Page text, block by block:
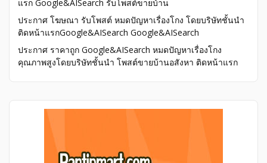
แรก Google&AISearch รับโพสต์ขายบ้าน
ประกาศ โฆษณา รับโพสต์ หมดปัญหาเรื่องโกง โดยบริษัทชั้นนำ
ติดหน้าแรกGoogle&AISearch Google&AISearch
ประกาศ ราคาถูก Google&AISearch หมดปัญหาเรื่องโกง
คุณภาพสูงโดยบริษัทชั้นนำ โพสต์ขายบ้านอสังหา ติดหน้าแรก